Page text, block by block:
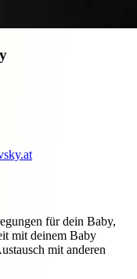
für dein Baby,
mit deinem Baby
mit anderen